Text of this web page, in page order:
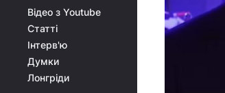
Відео з Youtube
Статті
Інтерв'ю
Думки
Лонгріди